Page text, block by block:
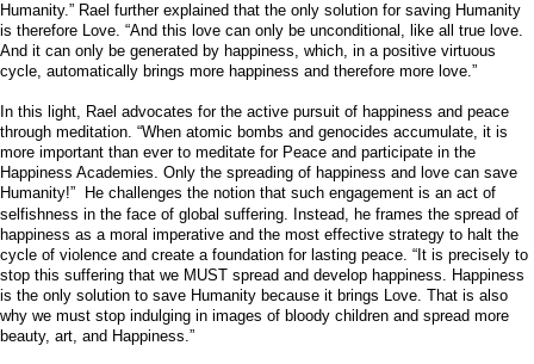
Humanity.” Rael further explained that the only solution for saving Humanity
is therefore Love. “And this love can only be unconditional, like all true love.
And it can only be generated by happiness, which, in a positive virtuous
cycle, automatically brings more happiness and therefore more love.”
In this light, Rael advocates for the active pursuit of happiness and peace
through meditation. “When atomic bombs and genocides accumulate, it is
more important than ever to meditate for Peace and participate in the
Happiness Academies. Only the spreading of happiness and love can save
Humanity!” He challenges the notion that such engagement is an act of
selfishness in the face of global suffering. Instead, he frames the spread of
happiness as a moral imperative and the most effective strategy to halt the
cycle of violence and create a foundation for lasting peace. “It is precisely to
stop this suffering that we MUST spread and develop happiness. Happiness
is the only solution to save Humanity because it brings Love. That is also
why we must stop indulging in images of bloody children and spread more
beauty, art, and Happiness.”